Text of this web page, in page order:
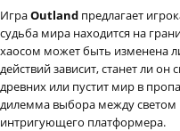
ИграOutland предлагает
судьба мира находится на
хаосом может быть изменена
действий зависит, станет ли
древних или пустит мир в
дилемма выбора между светом
интригующего платформера.